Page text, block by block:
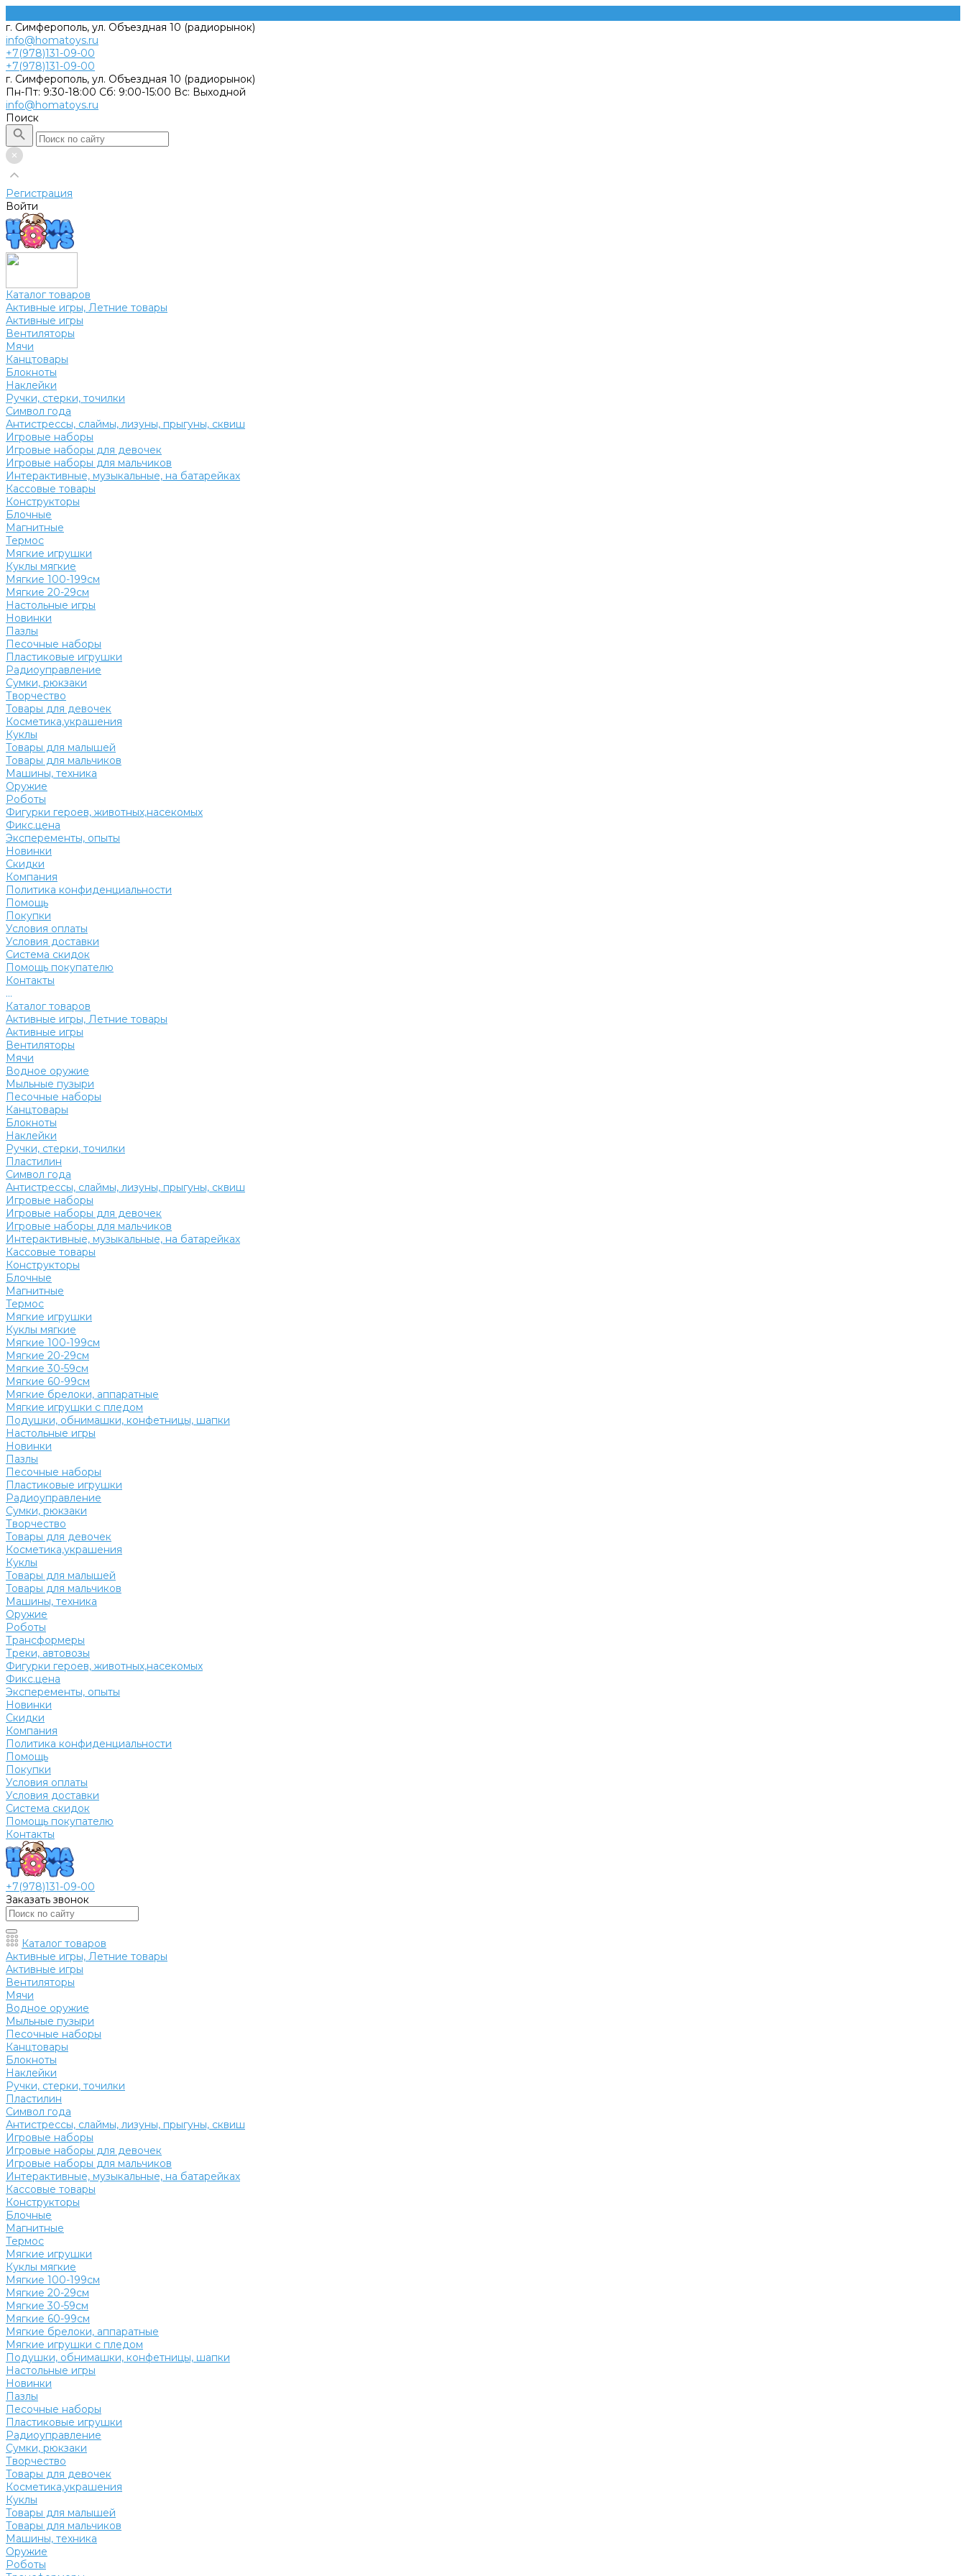
г. Симферополь, ул. Объездная 10 (радиорынок)
info@homatoys.ru
+7(978)131-09-00
+7(978)131-09-00
г. Симферополь, ул. Объездная 10 (радиорынок)
Пн-Пт: 9:30-18:00 Cб: 9:00-15:00 Вс: Выходной
info@homatoys.ru
Поиск
Регистрация
Войти
Каталог товаров
Активные игры, Летние товары
Активные игры
Вентиляторы
Мячи
Канцтовары
Блокноты
Наклейки
Ручки, стерки, точилки
Символ года
Антистрессы, слаймы, лизуны, прыгуны, сквиш
Игровые наборы
Игровые наборы для девочек
Игровые наборы для мальчиков
Интерактивные, музыкальные, на батарейках
Кассовые товары
Конструкторы
Блочные
Магнитные
Термос
Мягкие игрушки
Куклы мягкие
Мягкие 100-199см
Мягкие 20-29см
Настольные игры
Новинки
Пазлы
Песочные наборы
Пластиковые игрушки
Радиоуправление
Сумки, рюкзаки
Творчество
Товары для девочек
Косметика,украшения
Куклы
Товары для малышей
Товары для мальчиков
Машины, техника
Оружие
Роботы
Фигурки героев, животных,насекомых
Фикс.цена
Эксперементы, опыты
Новинки
Скидки
Компания
Политика конфиденциальности
Помощь
Покупки
Условия оплаты
Условия доставки
Система скидок
Помощь покупателю
Контакты
...
Каталог товаров
Активные игры, Летние товары
Активные игры
Вентиляторы
Мячи
Водное оружие
Мыльные пузыри
Песочные наборы
Канцтовары
Блокноты
Наклейки
Ручки, стерки, точилки
Пластилин
Символ года
Антистрессы, слаймы, лизуны, прыгуны, сквиш
Игровые наборы
Игровые наборы для девочек
Игровые наборы для мальчиков
Интерактивные, музыкальные, на батарейках
Кассовые товары
Конструкторы
Блочные
Магнитные
Термос
Мягкие игрушки
Куклы мягкие
Мягкие 100-199см
Мягкие 20-29см
Мягкие 30-59см
Мягкие 60-99см
Мягкие брелоки, аппаратные
Мягкие игрушки с пледом
Подушки, обнимашки, конфетницы, шапки
Настольные игры
Новинки
Пазлы
Песочные наборы
Пластиковые игрушки
Радиоуправление
Сумки, рюкзаки
Творчество
Товары для девочек
Косметика,украшения
Куклы
Товары для малышей
Товары для мальчиков
Машины, техника
Оружие
Роботы
Трансформеры
Треки, автовозы
Фигурки героев, животных,насекомых
Фикс.цена
Эксперементы, опыты
Новинки
Скидки
Компания
Политика конфиденциальности
Помощь
Покупки
Условия оплаты
Условия доставки
Система скидок
Помощь покупателю
Контакты
+7(978)131-09-00
Заказать звонок
Каталог товаров
Активные игры, Летние товары
Активные игры
Вентиляторы
Мячи
Водное оружие
Мыльные пузыри
Песочные наборы
Канцтовары
Блокноты
Наклейки
Ручки, стерки, точилки
Пластилин
Символ года
Антистрессы, слаймы, лизуны, прыгуны, сквиш
Игровые наборы
Игровые наборы для девочек
Игровые наборы для мальчиков
Интерактивные, музыкальные, на батарейках
Кассовые товары
Конструкторы
Блочные
Магнитные
Термос
Мягкие игрушки
Куклы мягкие
Мягкие 100-199см
Мягкие 20-29см
Мягкие 30-59см
Мягкие 60-99см
Мягкие брелоки, аппаратные
Мягкие игрушки с пледом
Подушки, обнимашки, конфетницы, шапки
Настольные игры
Новинки
Пазлы
Песочные наборы
Пластиковые игрушки
Радиоуправление
Сумки, рюкзаки
Творчество
Товары для девочек
Косметика,украшения
Куклы
Товары для малышей
Товары для мальчиков
Машины, техника
Оружие
Роботы